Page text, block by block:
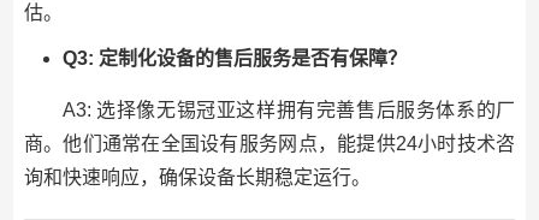
估。
Q3: 定制化设备的售后服务是否有保障？
A3: 选择像无锡冠亚这样拥有完善售后服务体系的厂
商。他们通常在全国设有服务网点，能提供24小时技术咨
询和快速响应，确保设备长期稳定运行。